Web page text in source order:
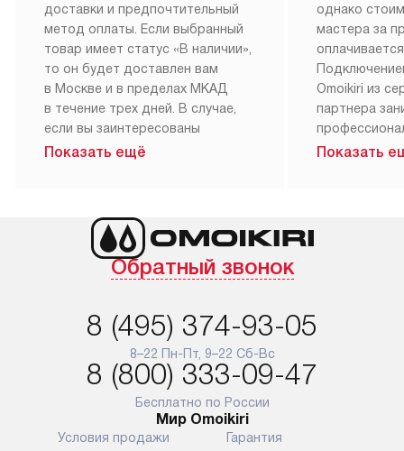
доставки и предпочтительный
метод оплаты. Если выбранный
товар имеет статус «В наличии»,
то он будет доставлен вам
в Москве и в пределах МКАД
в течение трех дней. В случае,
если вы заинтересованы
в товаре, который доступен
менеджером на сайте. Товары
с особым лейблом
доставляются бесплатно
аксессуаров не предусмотрена.
Для доставки в другие регионы
мы используем услуги
транспортной компании.
Уточняйте все условия доставки
у нашего менеджера при
Показать ещё
однако
мастера за
Omoikiri из
партнера
Наш сервис
Показать
Обратный звонок
8 (495) 374-93-05
8–22 Пн-Пт, 9–22 Сб-Вс
8 (800) 333-09-47
Бесплатно по России
Мир Omoikiri
Условия продажи
Гарантия